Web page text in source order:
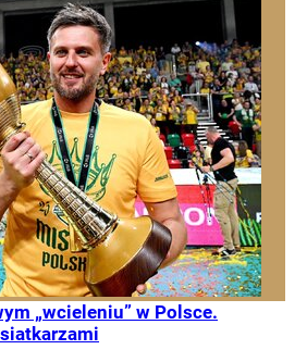
„wcieleniu” w Polsce.